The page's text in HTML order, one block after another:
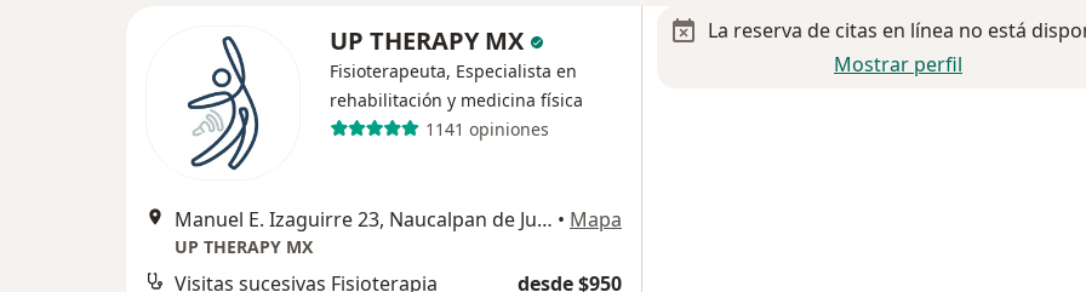
UP THERAPY MX
Fisioterapeuta, Especialista en
rehabilitación y medicina física
1141 opiniones
Manuel E. Izaguirre 23, Naucalpan de Juárez • Mapa
UP THERAPY MX
Visitas sucesivas Fisioterapia desde $950
La reserva de citas en línea no está
Mostrar perfil